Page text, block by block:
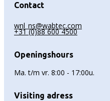
Contact
wnl_ns@wabtec.com
+31 (0)88 600 4500
Openingshours
Ma. t/m vr. 8:00 - 17:00u.
Visiting adress